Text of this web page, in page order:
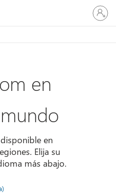
Iniciar
sesión
en
cuenta
en
en
Elija su
más abajo.